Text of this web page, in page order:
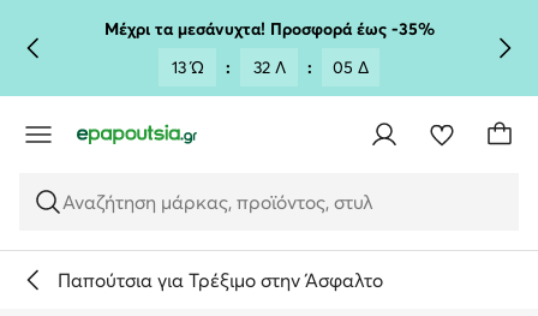
ΜΕΤΆΒΑΣΗ ΣΤΟ ΚΎΡΙΟ ΠΕΡΙΕΧΌΜΕΝΟ
ΜΕΤΆΒΑΣΗ ΣΤΗΝ ΑΝΑΖΉΤΗΣΗ
Μέχρι τα μεσάνυχτα! Προσφορά έως -35%
13 Ώ
: 32 Λ : 05 Δ
Αναζήτηση μάρκας, προϊόντος, στυλ
Παπούτσια για Τρέξιμο στην Άσφαλτο